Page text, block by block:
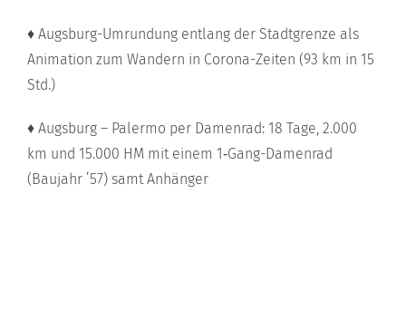
♦ Augsburg-Umrundung entlang der Stadtgrenze als
Animation zum Wandern in Corona-Zeiten (93 km in 15
Std.)
♦ Augsburg – Palermo per Damenrad: 18 Tage, 2.000
km und 15.000 HM mit einem 1‑Gang-Damenrad
(Baujahr ’57) samt Anhänger